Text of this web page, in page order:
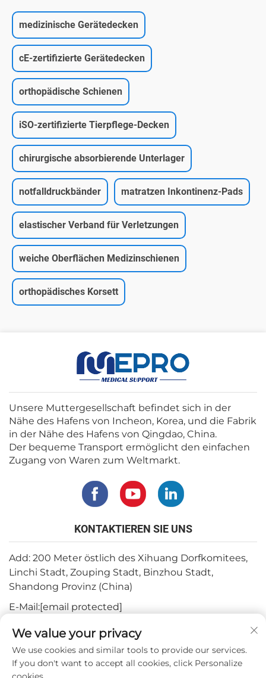
medizinische Gerätedecken
cE-zertifizierte Gerätedecken
orthopädische Schienen
iSO-zertifizierte Tierpflege-Decken
chirurgische absorbierende Unterlager
notfalldruckbänder matratzen Inkontinenz-Pads
elastischer Verband für Verletzungen
weiche Oberflächen Medizinschienen
orthopädisches Korsett
Unsere Muttergesellschaft befindet sich in der
Nähe des Hafens von Incheon, Korea, und die Fabrik
in der Nähe des Hafens von Qingdao, China.
Der bequeme Transport ermöglicht den einfachen
Zugang von Waren zum Weltmarkt.
KONTAKTIEREN SIE UNS
Add: 200 Meter östlich des Xihuang Dorfkomitees,
Linchi Stadt, Zouping Stadt, Binzhou Stadt,
Shandong Provinz (China)
E-Mail:[email protected]
Tel.: +82-3180427370
Telefon:+86-15564344404
WhatsApp: +82-1022396668
We value your privacy
We use cookies and similar tools to provide our services.
If you don't want to accept all cookies, click Personalize